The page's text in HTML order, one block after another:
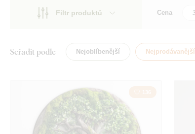
Filtr produktů
Motiv
Umístění
Orientace
Cena
Motiv
Auta
Seřadit podle Nejoblíbenější Nejprodávanější